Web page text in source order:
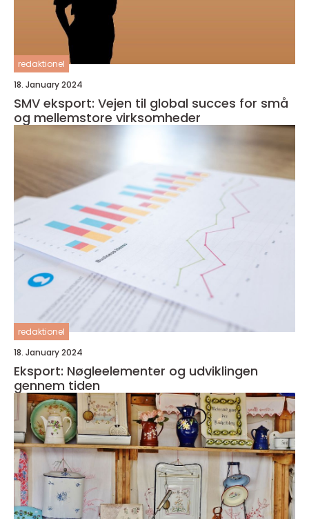
redaktionel
18. January 2024
SMV eksport: Vejen til global succes for små
og mellemstore virksomheder
redaktionel
18. January 2024
Eksport: Nøgleelementer og udviklingen
gennem tiden